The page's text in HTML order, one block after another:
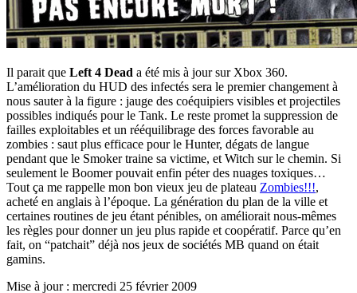
Il parait que Left 4 Dead a été mis à jour sur Xbox 360.
L’amélioration du HUD des infectés sera le premier changement à
nous sauter à la figure : jauge des coéquipiers visibles et projectiles
possibles indiqués pour le Tank. Le reste promet la suppression de
failles exploitables et un rééquilibrage des forces favorable au
zombies : saut plus efficace pour le Hunter, dégats de langue
pendant que le Smoker traine sa victime, et Witch sur le chemin. Si
seulement le Boomer pouvait enfin péter des nuages toxiques…
Tout ça me rappelle mon bon vieux jeu de plateau Zombies!!!,
acheté en anglais à l’époque. La génération du plan de la ville et
certaines routines de jeu étant pénibles, on améliorait nous-mêmes
les règles pour donner un jeu plus rapide et coopératif. Parce qu’en
fait, on “patchait” déjà nos jeux de sociétés MB quand on était
gamins.
Mise à jour : mercredi 25 février 2009